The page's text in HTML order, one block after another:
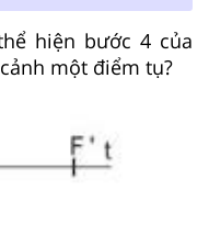
hiện bước 4 của
một điểm tụ?